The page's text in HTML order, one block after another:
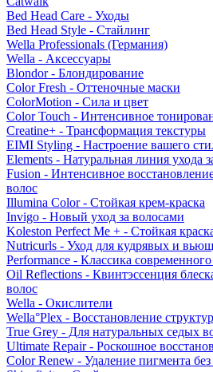
Bed Head Care - Уходы
Bed Head Style - Стайлинг
Wella Professionals (Германия)
Wella - Аксессуары
Blondor - Блондирование
Color Fresh - Оттеночные маски
ColorMotion - Сила и цвет
Color Touch - Интенсивное
Creatine+ - Трансформация текстуры
EIMI Styling - Настроение вашего
Elements - Натуральная линия ухода
Fusion - Интенсивное
волос
Illumina Color - Стойкая крем-краска
Invigo - Новый уход за волосами
Koleston Perfect Me + - Стойкая
Nutricurls - Уход для кудрявых и
Performance - Классика
Oil Reflections - Квинтэссенция
волос
Wella - Окислители
Wella°Plex - Восстановление
True Grey - Для натуральных седых
Ultimate Repair - Роскошное
Color Renew - Удаление пигмента без